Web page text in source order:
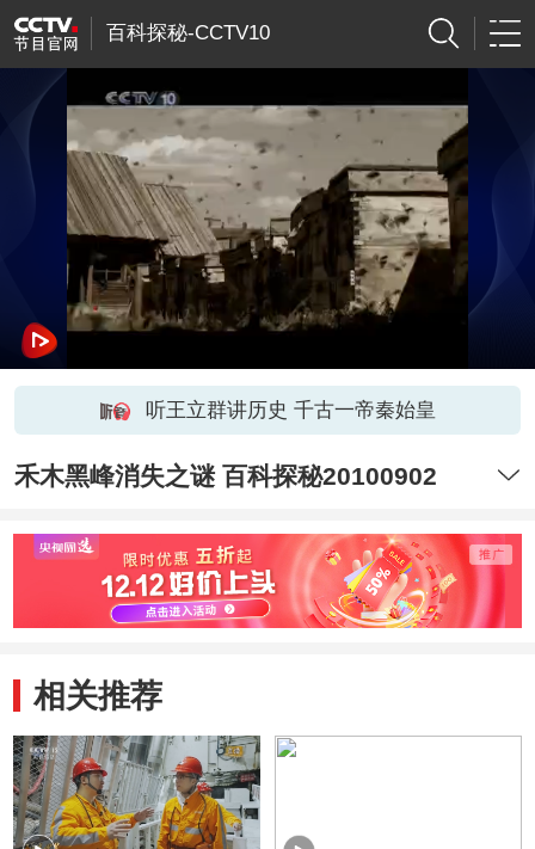
百科探秘-CCTV10
听王立群讲历史 千古一帝秦始皇
禾木黑峰消失之谜 百科探秘20100902
相关推荐